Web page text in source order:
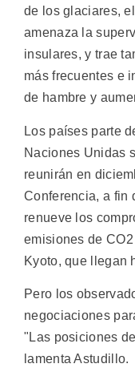
de los glaciares,
amenaza la
insulares, y trae
más frecuentes e
de hambre y
Los países parte
Naciones Unidas
reunirán en
Conferencia, a fin
renueve los
emisiones de
Kyoto, que llegan
Pero los
negociaciones
"Las posiciones
lamenta Astudillo.